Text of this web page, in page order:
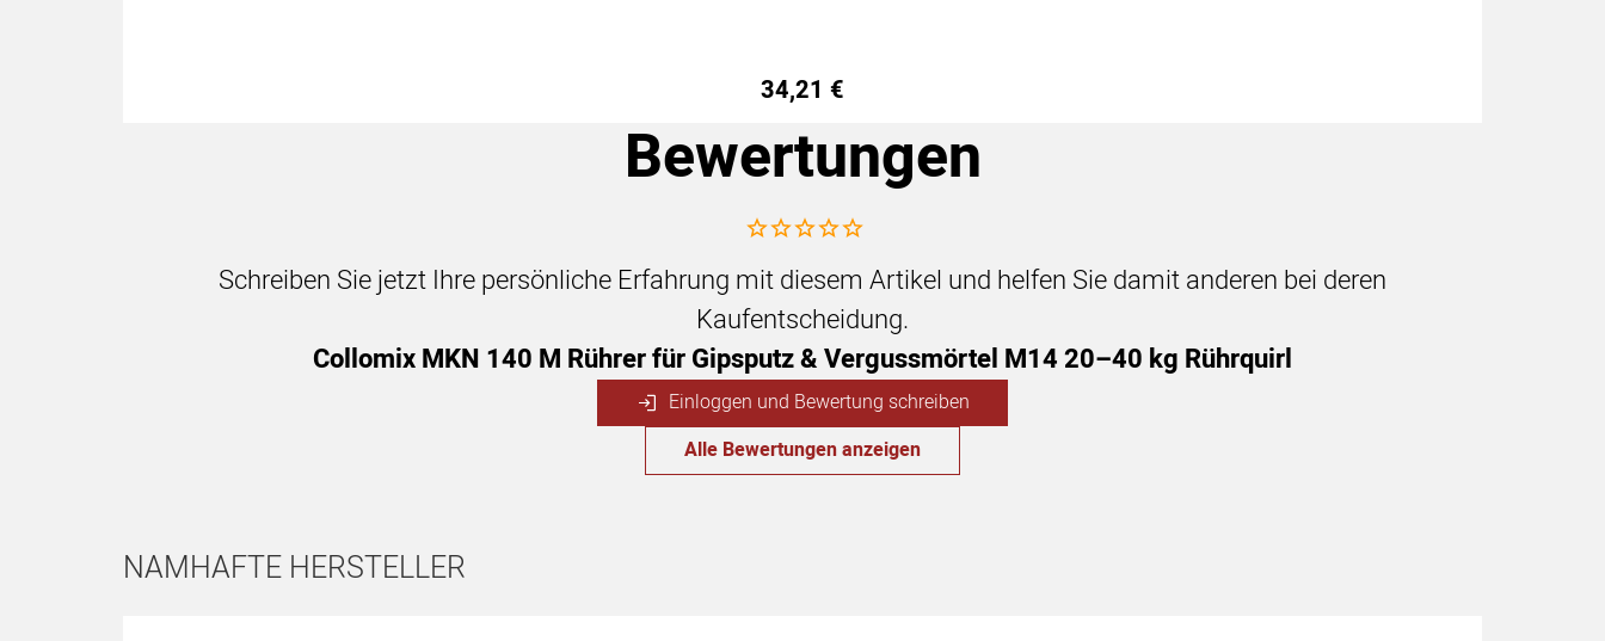
34,21 €
Bewertungen
Noch keine Bewertungen abgegeben
Schreiben Sie jetzt Ihre persönliche Erfahrung mit diesem Artikel und helfen Sie damit anderen bei deren
Kaufentscheidung.
Collomix MKN 140 M Rührer für Gipsputz & Vergussmörtel M14 20–40 kg Rührquirl
Einloggen und Bewertung schreiben
Alle Bewertungen anzeigen
NAMHAFTE HERSTELLER